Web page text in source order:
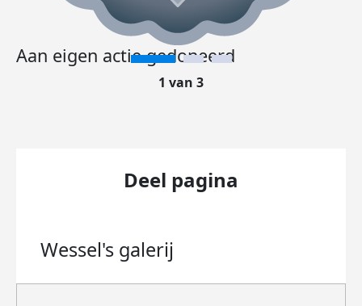
Aan eigen actie gedoneerd
1 van 3
Deel pagina
Wessel's galerij